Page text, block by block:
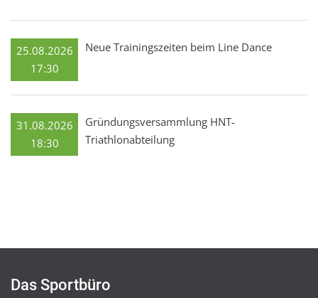
25.08.2026
17:30
Neue Trainingszeiten beim Line Dance
31.08.2026
18:30
Gründungsversammlung HNT-
Triathlonabteilung
Das Sportbüro